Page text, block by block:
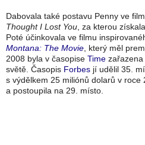
Dabovala také postavu Penny ve
Thought I Lost You , za kterou
Poté účinkovala ve filmu
Montana: The Movie , který měl
2008 byla v časopise Time
světě. Časopis Forbes jí udělil 35.
s výdělkem 25 miliónů dolarů v roce
a postoupila na 29. místo.